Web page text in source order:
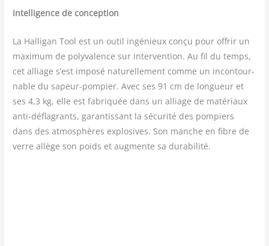
Intel­li­gence de conception
La Hal­li­gan Tool est un outil ingé­nieux conçu pour offrir un
maxi­mum de poly­va­lence sur inter­ven­tion. Au fil du temps,
cet alliage s’est impo­sé natu­rel­le­ment comme un incon­tour­
nable du sapeur-pom­pier. Avec ses 91 cm de lon­gueur et
ses 4,3 kg, elle est fabri­quée dans un alliage de maté­riaux
anti-défla­grants, garan­tis­sant la sécu­ri­té des pom­piers
dans des atmo­sphères explo­sives. Son manche en fibre de
verre allège son poids et aug­mente sa durabilité.